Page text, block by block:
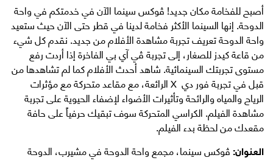
أصبح للفخامة مكان جديد! ڤوكس سينما الآن في خدمتكم في واحة
الدوحة. إنها السينما الأكثر فخامة لدينا في قطر حتى الآن حيث ستعيد
واحة الدوحة تعريف تجربة مشاهدة الأفلام من جديد. نقدم كل شيء
من قاعة كيدز للصغار، إلى تجربة ڤي آي بي الفاخرة إذا أردت رفع
مستوى تجربتك السينمائية. شاهد أحدث الأفلام كما لم تشاهدها من
قبل في تجربة فور دي X الرائعة، مع مقاعد متحركة مع مؤثرات
الرياح والمياه والرائحة وتأثيرات الأضواء لإضفاء الحيوية على تجربة
مشاهدة الفيلم. الكراسي المتحركة سوف تبقيك حرفياً على حافة
مقعدك من لحظة بدء الفيلم.
العنوان:ڤوكس سينما، مجمع واحة الدوحة في مشيرب، الدوحة